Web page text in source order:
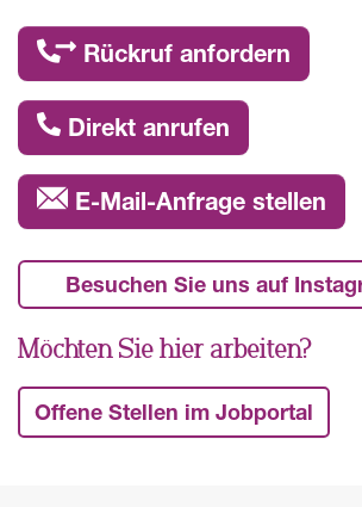
Rückruf anfordern
Direkt anrufen
E-Mail-Anfrage stellen
Besuchen Sie uns auf
Möchten Sie hier arbeiten?
Offene Stellen im Jobportal